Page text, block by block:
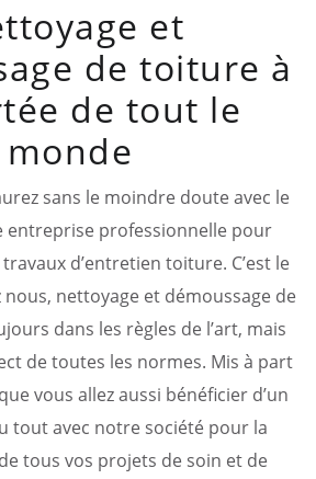
et
de toiture à
de tout le
monde
sans le moindre doute avec le
entreprise professionnelle pour
d’entretien toiture. C’est le
nous, nettoyage et démoussage de
dans les règles de l’art, mais
de toutes les normes. Mis à part
vous allez aussi bénéficier d’un
tout avec notre société pour la
tous vos projets de soin et de